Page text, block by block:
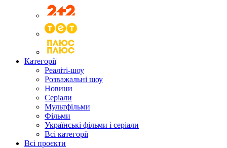
Категорії
Реаліті-шоу
Розважальні шоу
Новини
Серіали
Мультфільми
Фільми
Українські фільми і серіали
Всі категорії
Всі проєкти